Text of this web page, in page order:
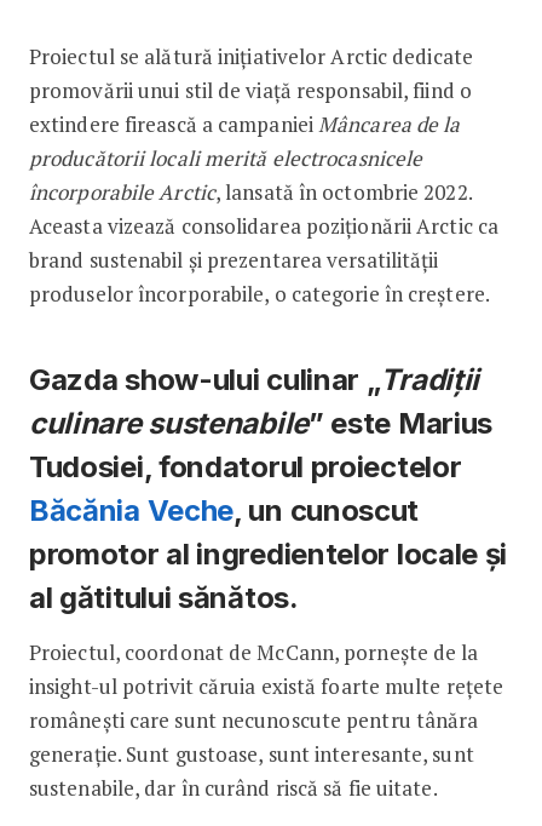
Proiectul se alătură inițiativelor Arctic dedicate
promovării unui stil de viață responsabil, fiind o
extindere firească a campanieiMâncarea de la
producătorii locali merită electrocasnicele
încorporabile Arctic, lansată în octombrie 2022.
Aceasta vizează consolidarea poziționării Arctic ca
brand sustenabil și prezentarea versatilității
produselor încorporabile, o categorie în creștere.
Gazda show-ului culinar „Tradiții
culinare sustenabile” este Marius
Tudosiei, fondatorul proiectelor
Băcănia Veche, un cunoscut
promotor al ingredientelor locale și
al gătitului sănătos.
Proiectul, coordonat de McCann, pornește de la
insight-ul potrivit căruia există foarte multe rețete
românești care sunt necunoscute pentru tânăra
generație. Sunt gustoase, sunt interesante, sunt
sustenabile, dar în curând riscă să fie uitate.